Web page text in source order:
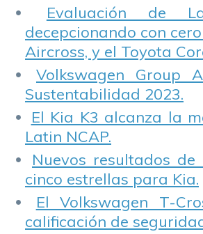
Evaluación de
decepcionando con
Aircross, y el Toyota
Volkswagen Group
Sustentabilidad 2023.
El Kia K3 alcanza la
Latin NCAP.
Nuevos resultados
cinco estrellas para Kia.
El Volkswagen T-
calificación de